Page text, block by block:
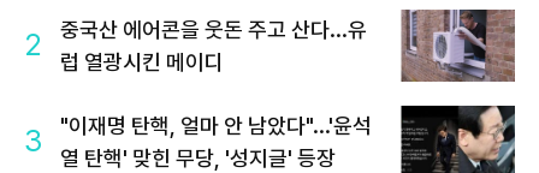
2
중국산 에어콘을 웃돈 주고 산다...유
럽 열광시킨 메이디
3
"이재명 탄핵, 얼마 안 남았다"...'윤석
열 탄핵' 맞힌 무당, '성지글' 등장